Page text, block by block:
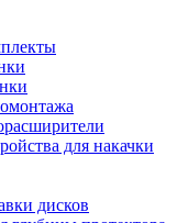
для накачки
дисков